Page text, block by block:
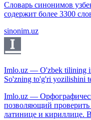
Словарь синонимов
содержит более 3300
sinonim.uz
Imlo.uz — O'zbek tilining
So'zning to'g'ri yozilishini
Imlo.uz —
позволяющий проверить
латинице и кириллице.